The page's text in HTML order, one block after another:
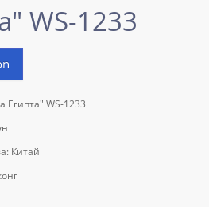
WS-1233
WS-1233
Китай